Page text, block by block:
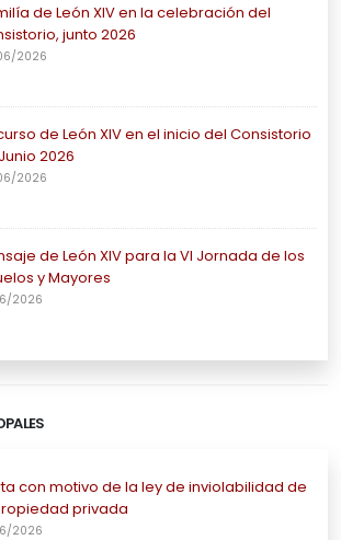
de León XIV en la celebración del
junto 2026
2026
de León XIV en el inicio del Consistorio
2026
2026
de León XIV para la VI Jornada de los
y Mayores
2026
con motivo de la ley de inviolabilidad de
privada
2026